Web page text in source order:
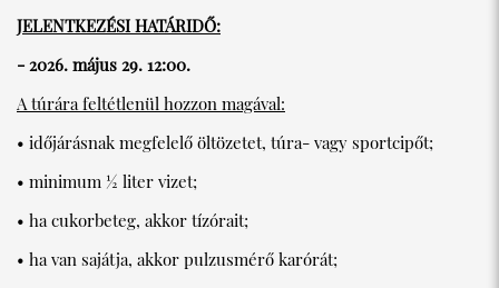
JELENTKEZÉSI HATÁRIDŐ:
- 2026. május 29. 12:00.
A túrára feltétlenül hozzon magával:
• időjárásnak megfelelő öltözetet, túra- vagy sportcipőt;
• minimum ½ liter vizet;
• ha cukorbeteg, akkor tízórait;
• ha van sajátja, akkor pulzusmérő karórát;